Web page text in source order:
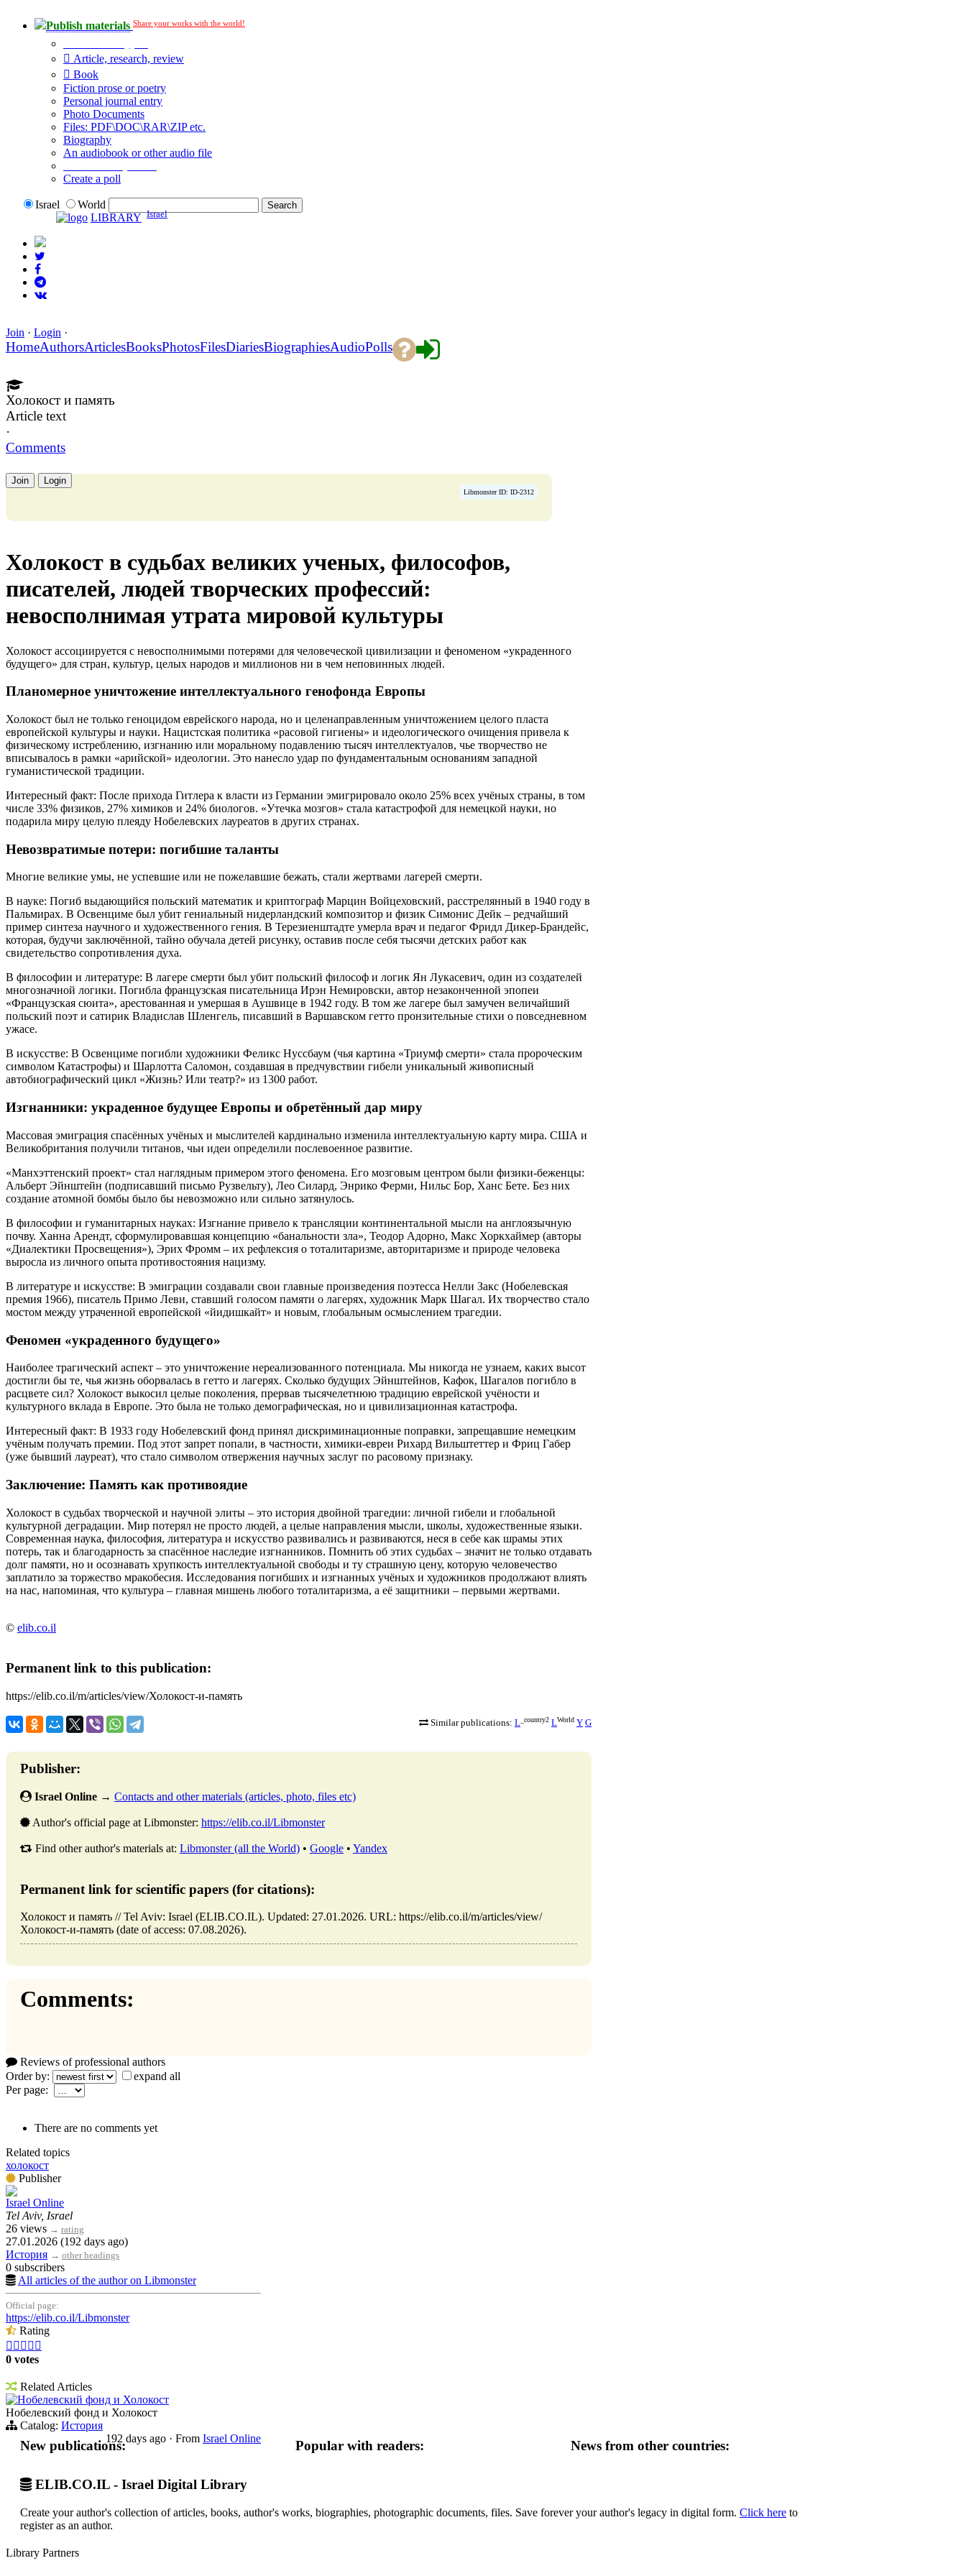
Publish materials Share your works with the world!
Article, research, review
Book
Fiction prose or poetry
Personal journal entry
Photo Documents
Files: PDF\DOC\RAR\ZIP etc.
Biography
An audiobook or other audio file
Create a poll
Israel
World
LIBRARY Israel
Join · Login ·
HomeAuthorsArticlesBooksPhotosFilesDiariesBiographiesAudioPolls
Холокост и память
Article text
·
Comments
Join Login
Libmonster ID: ID-2312
Холокост в судьбах великих ученых, философов,
писателей, людей творческих профессий:
невосполнимая утрата мировой культуры
Холокост ассоциируется с невосполнимыми потерями для человеческой цивилизации и феноменом «украденного
будущего» для стран, культур, целых народов и миллионов ни в чем неповинных людей.
Планомерное уничтожение интеллектуального генофонда Европы
Холокост был не только геноцидом еврейского народа, но и целенаправленным уничтожением целого пласта
европейской культуры и науки. Нацистская политика «расовой гигиены» и идеологического очищения привела к
физическому истреблению, изгнанию или моральному подавлению тысяч интеллектуалов, чье творчество не
вписывалось в рамки «арийской» идеологии. Это нанесло удар по фундаментальным основаниям западной
гуманистической традиции.
Интересный факт: После прихода Гитлера к власти из Германии эмигрировало около 25% всех учёных страны, в том
числе 33% физиков, 27% химиков и 24% биологов. «Утечка мозгов» стала катастрофой для немецкой науки, но
подарила миру целую плеяду Нобелевских лауреатов в других странах.
Невозвратимые потери: погибшие таланты
Многие великие умы, не успевшие или не пожелавшие бежать, стали жертвами лагерей смерти.
В науке: Погиб выдающийся польский математик и криптограф Марцин Войцеховский, расстрелянный в 1940 году в
Пальмирах. В Освенциме был убит гениальный нидерландский композитор и физик Симонис Дейк – редчайший
пример синтеза научного и художественного гения. В Терезиенштадте умерла врач и педагог Фридл Дикер-Брандейс,
которая, будучи заключённой, тайно обучала детей рисунку, оставив после себя тысячи детских работ как
свидетельство сопротивления духа.
В философии и литературе: В лагере смерти был убит польский философ и логик Ян Лукасевич, один из создателей
многозначной логики. Погибла французская писательница Ирэн Немировски, автор незаконченной эпопеи
«Французская сюита», арестованная и умершая в Аушвице в 1942 году. В том же лагере был замучен величайший
польский поэт и сатирик Владислав Шленгель, писавший в Варшавском гетто пронзительные стихи о повседневном
ужасе.
В искусстве: В Освенциме погибли художники Феликс Нуссбаум (чья картина «Триумф смерти» стала пророческим
символом Катастрофы) и Шарлотта Саломон, создавшая в предчувствии гибели уникальный живописный
автобиографический цикл «Жизнь? Или театр?» из 1300 работ.
Изгнанники: украденное будущее Европы и обретённый дар миру
Массовая эмиграция спасённых учёных и мыслителей кардинально изменила интеллектуальную карту мира. США и
Великобритания получили титанов, чьи идеи определили послевоенное развитие.
«Манхэттенский проект» стал наглядным примером этого феномена. Его мозговым центром были физики-беженцы:
Альберт Эйнштейн (подписавший письмо Рузвельту), Лео Силард, Энрико Ферми, Нильс Бор, Ханс Бете. Без них
создание атомной бомбы было бы невозможно или сильно затянулось.
В философии и гуманитарных науках: Изгнание привело к трансляции континентальной мысли на англоязычную
почву. Ханна Арендт, сформулировавшая концепцию «банальности зла», Теодор Адорно, Макс Хоркхаймер (авторы
«Диалектики Просвещения»), Эрих Фромм – их рефлексия о тоталитаризме, авторитаризме и природе человека
выросла из личного опыта противостояния нацизму.
В литературе и искусстве: В эмиграции создавали свои главные произведения поэтесса Нелли Закс (Нобелевская
премия 1966), писатель Примо Леви, ставший голосом памяти о лагерях, художник Марк Шагал. Их творчество стало
мостом между утраченной европейской «йидишкайт» и новым, глобальным осмыслением трагедии.
Феномен «украденного будущего»
Наиболее трагический аспект – это уничтожение нереализованного потенциала. Мы никогда не узнаем, каких высот
достигли бы те, чья жизнь оборвалась в гетто и лагерях. Сколько будущих Эйнштейнов, Кафок, Шагалов погибло в
расцвете сил? Холокост выкосил целые поколения, прервав тысячелетнюю традицию еврейской учёности и
культурного вклада в Европе. Это была не только демографическая, но и цивилизационная катастрофа.
Интересный факт: В 1933 году Нобелевский фонд принял дискриминационные поправки, запрещавшие немецким
учёным получать премии. Под этот запрет попали, в частности, химики-евреи Рихард Вильштеттер и Фриц Габер
(уже бывший лауреат), что стало символом отвержения научных заслуг по расовому признаку.
Заключение: Память как противоядие
Холокост в судьбах творческой и научной элиты – это история двойной трагедии: личной гибели и глобальной
культурной деградации. Мир потерял не просто людей, а целые направления мысли, школы, художественные языки.
Современная наука, философия, литература и искусство развивались и развиваются, неся в себе как шрамы этих
потерь, так и благодарность за спасённое наследие изгнанников. Помнить об этих судьбах – значит не только отдавать
долг памяти, но и осознавать хрупкость интеллектуальной свободы и ту страшную цену, которую человечество
заплатило за торжество мракобесия. Исследования погибших и изгнанных учёных и художников продолжают влиять
на нас, напоминая, что культура – главная мишень любого тоталитаризма, а её защитники – первыми жертвами.
© elib.co.il
Permanent link to this publication:
https://elib.co.il/m/articles/view/Холокост-и-память
Similar publications: L _country2 LWorld Y G
Publisher:
Israel Online → Contacts and other materials (articles, photo, files etc)
Author's official page at Libmonster: https://elib.co.il/Libmonster
Find other author's materials at: Libmonster (all the World) • Google • Yandex
Permanent link for scientific papers (for citations):
Холокост и память // Tel Aviv: Israel (ELIB.CO.IL). Updated: 27.01.2026. URL: https://elib.co.il/m/articles/view/
Холокост-и-память (date of access: 07.08.2026).
Comments:
Reviews of professional authors
Order by:
expand all
Per page:
There are no comments yet
Related topics
холокост
Publisher
Israel Online
Tel Aviv, Israel
26 views → rating
27.01.2026 (192 days ago)
История → other headings
0 subscribers
All articles of the author on Libmonster
Official page:
https://elib.co.il/Libmonster
Rating
    
0 votes
Related Articles
Нобелевский фонд и Холокост
Нобелевский фонд и Холокост
Catalog: История
192 days ago · From Israel Online
New publications: Popular with readers: News from other countries:
ELIB.CO.IL - Israel Digital Library
Create your author's collection of articles, books, author's works, biographies, photographic documents, files. Save forever your author's legacy in digital form. Click here to
register as an author.
Library Partners